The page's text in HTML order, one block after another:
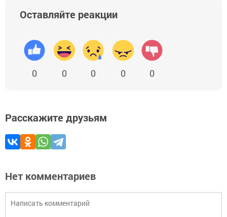
Оставляйте реакции
0 0 0 0 0
Расскажите друзьям
Нет комментариев